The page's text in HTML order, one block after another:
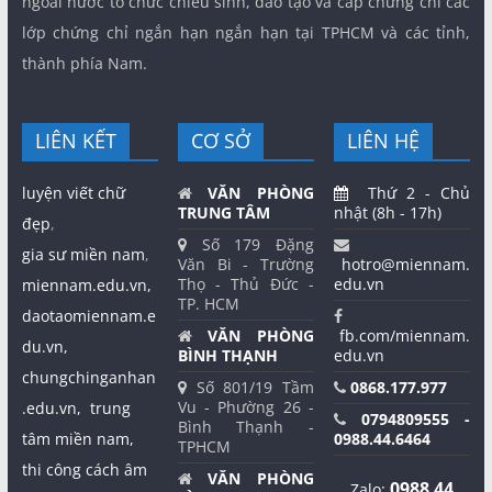
lớp chứng chỉ ngắn hạn ngắn hạn tại TPHCM và các tỉnh,
thành phía Nam.
LIÊN KẾT
luyện viết chữ
đẹp,
gia sư miền nam,
miennam.edu.vn,
daotaomiennam.e
du.vn,
chungchinganhan
.edu.vn, trung
tâm miền nam,
thi công cách âm
CƠ SỞ
VĂN PHÒNG
TRUNG TÂM
Số 179 Đặng
Văn Bi - Trường
Thọ - Thủ Đức -
TP. HCM
VĂN PHÒNG
BÌNH THẠNH
Số 801/19 Tầm
Vu - Phường 26 -
Bình Thạnh -
TPHCM
VĂN PHÒNG
LIÊN HỆ
Thứ 2 - Chủ
nhật (8h - 17h)
hotro@miennam.
edu.vn
fb.com/miennam.
edu.vn
0868.177.977
0794809555 -
0988.44.6464